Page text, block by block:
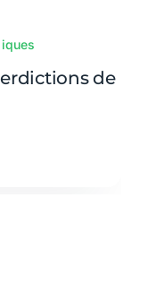
de